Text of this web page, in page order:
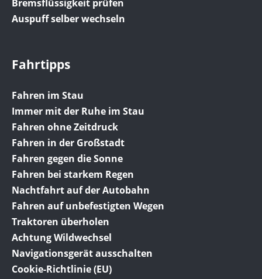
Bremsflüssigkeit prüfen
Auspuff selber wechseln
Fahrtipps
Fahren im Stau
Immer mit der Ruhe im Stau
Fahren ohne Zeitdruck
Fahren in der Großstadt
Fahren gegen die Sonne
Fahren bei starkem Regen
Nachtfahrt auf der Autobahn
Fahren auf unbefestigten Wegen
Traktoren überholen
Achtung Wildwechsel
Navigationsgerät ausschalten
Cookie-Richtlinie (EU)